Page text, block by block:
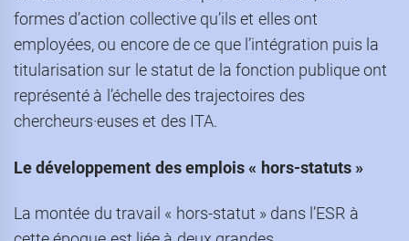
formes d’action collective qu’ils et elles ont
employées, ou encore de ce que l’intégration puis la
titularisation sur le statut de la fonction publique ont
représenté à l’échelle des trajectoires des
chercheurs·euses et des ITA.
Le développement des emplois « hors-statuts »
La montée du travail « hors-statut » dans l’ESR à